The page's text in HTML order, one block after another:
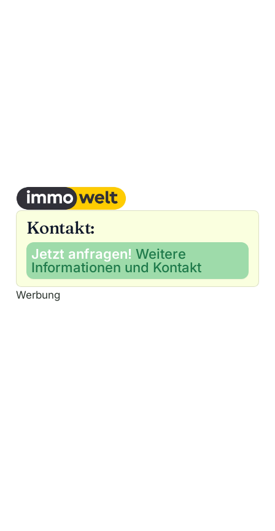
Kontakt:
Jetzt anfragen! Weitere
Informationen und Kontakt
Werbung